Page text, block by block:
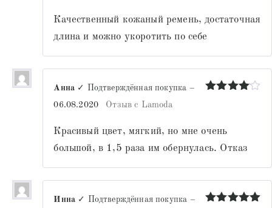
Качественный кожаный ремень, достаточная
длина и можно укоротить по себе
Анна ✓ Подтверждённая покупка –
06.08.2020
Отзыв с Lamoda
Красивый цвет, мягкий, но мне очень
большой, в 1,5 раза им обернулась. Отказ
Инна ✓ Подтверждённая покупка –